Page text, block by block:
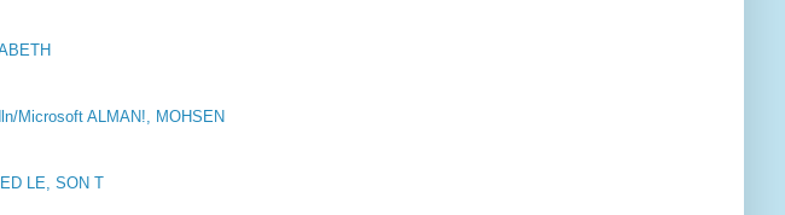
Microsoft ALMAN!, MOHSEN
LE, SON T